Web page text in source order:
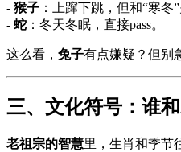
- 猴子 ：上蹿下跳，但和“寒冬”
- 蛇 ：冬天冬眠，直接pass。
这么看， 兔子有点嫌疑？但别
三、文化符号：谁
老祖宗的智慧里，生肖和季节